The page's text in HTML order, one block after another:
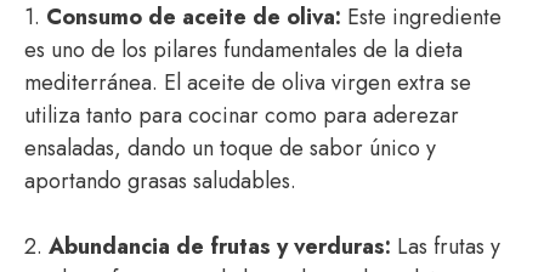
1. Consumo de aceite de oliva: Este ingrediente
es uno de los pilares fundamentales de la dieta
mediterránea. El aceite de oliva virgen extra se
utiliza tanto para cocinar como para aderezar
ensaladas, dando un toque de sabor único y
aportando grasas saludables.
2. Abundancia de frutas y verduras: Las frutas y